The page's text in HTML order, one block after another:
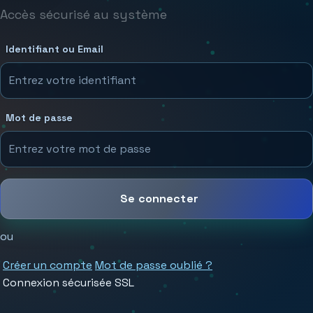
Accès sécurisé au système
Identifiant ou Email
Mot de passe
Se connecter
ou
Créer un compte Mot de passe oublié ?
Connexion sécurisée SSL